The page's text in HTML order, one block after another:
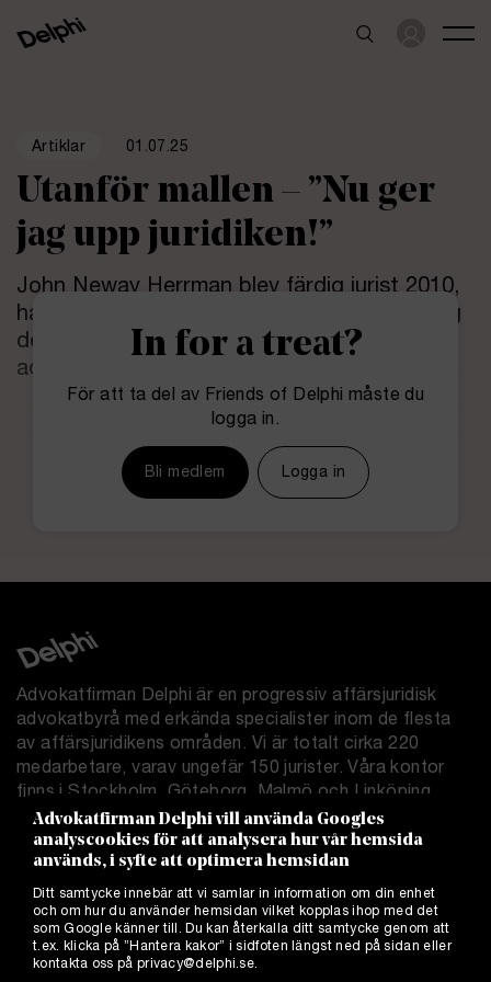
Artiklar 01.07.25
Utanför mallen – ”Nu ger
jag upp juridiken!”
John Neway Herrman blev färdig jurist 2010,
har jobbat på Delphi sedan 2016 och är idag
delägare på byrån. Men vägen till att bli
advokat har inte varit spikrak.
In for a treat?
För att ta del av Friends of Delphi måste du
logga in.
Bli medlem Logga in
Advokatfirman Delphi är en progressiv affärsjuridisk
advokatbyrå med erkända specialister inom de flesta
av affärsjuridikens områden. Vi är totalt cirka 220
medarbetare, varav ungefär 150 jurister. Våra kontor
finns i Stockholm, Göteborg, Malmö och Linköping.
Delphi.se
Integritetspolicy
Cookies
Hantera kakor
Advokatfirman Delphi vill använda Googles
analyscookies för att analysera hur vår hemsida
används, i syfte att optimera hemsidan
Ditt samtycke innebär att vi samlar in information om din enhet
och om hur du använder hemsidan vilket kopplas ihop med det
som Google känner till. Du kan återkalla ditt samtycke genom att
t.ex. klicka på ”Hantera kakor” i sidfoten längst ned på sidan eller
kontakta oss på privacy@delphi.se.